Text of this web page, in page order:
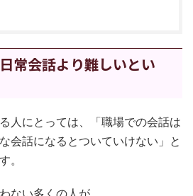
常会話より難しいとい
人にとっては、「職場での会話は
会話になるとついていけない」と
。